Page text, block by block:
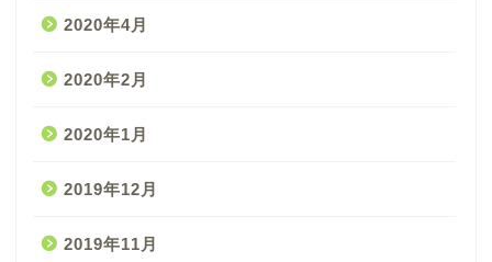
2020年4月
2020年2月
2020年1月
2019年12月
2019年11月